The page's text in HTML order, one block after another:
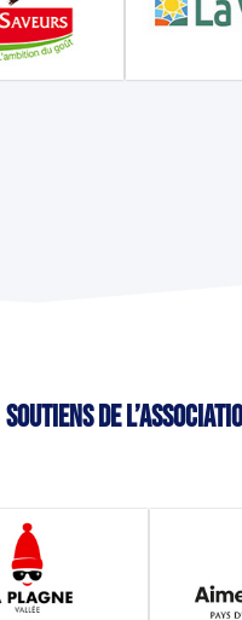
Soutiens de